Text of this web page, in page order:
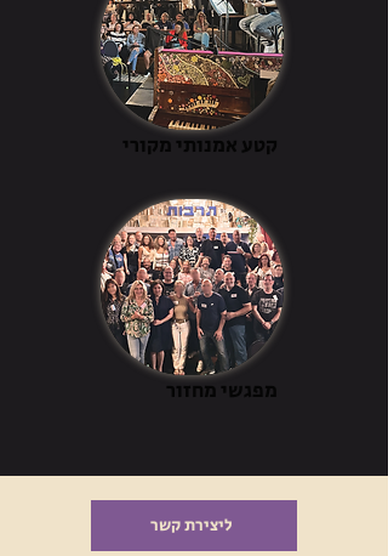
קטע אמנותי מקורי
מפגשי מחזור
ליצירת קשר